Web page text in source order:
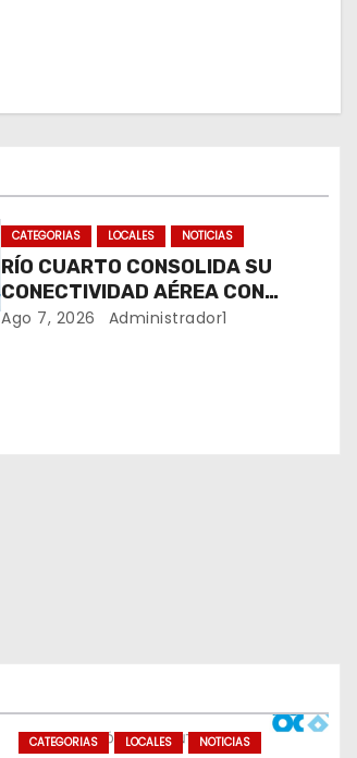
CATEGORIAS LOCALES NOTICIAS
RÍO CUARTO CONSOLIDA SU
CONECTIVIDAD AÉREA CON
CUATRO VUELOS SEMANALES A
Ago 7, 2026 Administrador1
CATEGORIAS LOCALES NOTICIAS